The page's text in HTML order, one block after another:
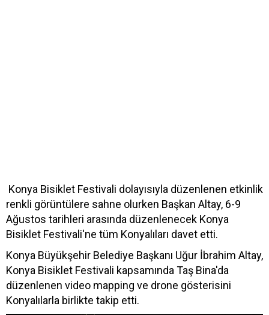
Konya Bisiklet Festivali dolayısıyla düzenlenen etkinlik
renkli görüntülere sahne olurken Başkan Altay, 6-9
Ağustos tarihleri arasında düzenlenecek Konya
Bisiklet Festivali'ne tüm Konyalıları davet etti.
Konya Büyükşehir Belediye Başkanı Uğur İbrahim Altay,
Konya Bisiklet Festivali kapsamında Taş Bina'da
düzenlenen video mapping ve drone gösterisini
Konyalılarla birlikte takip etti.